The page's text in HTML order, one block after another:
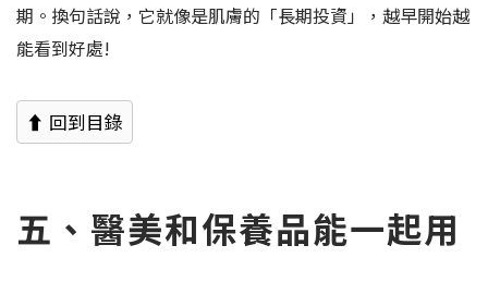
期。換句話說，它就像是肌膚的「長期投資」，越早開始越
能看到好處!
⬆ 回到目錄
五、醫美和保養品能一起用